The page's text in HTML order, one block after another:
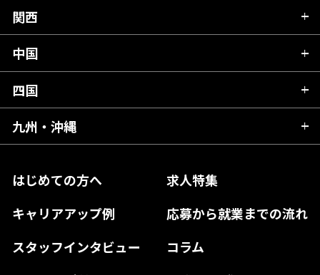
はじめての方へ
求人特集
キャリアアップ例
応募から就業までの流れ
スタッフインタビュー
コラム
岩手県
宮城県
福島県
群馬県
埼玉県
千葉県
東京都
神奈川県
富山県
石川県
山梨県
長野県
岐阜県
静岡県
愛知県
関西
滋賀県
京都府
大阪府
奈良県
和歌山県
中国
広島県
岡山県
島根県
山口県
四国
愛媛県
徳島県
九州・沖縄